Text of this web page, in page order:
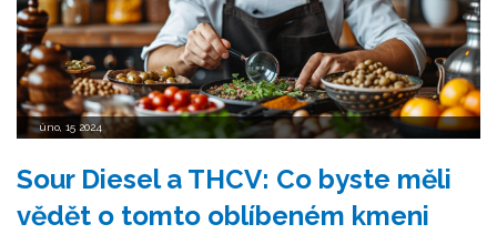
úno, 15 2024
Sour Diesel a THCV: Co byste měli
vědět o tomto oblíbeném kmeni